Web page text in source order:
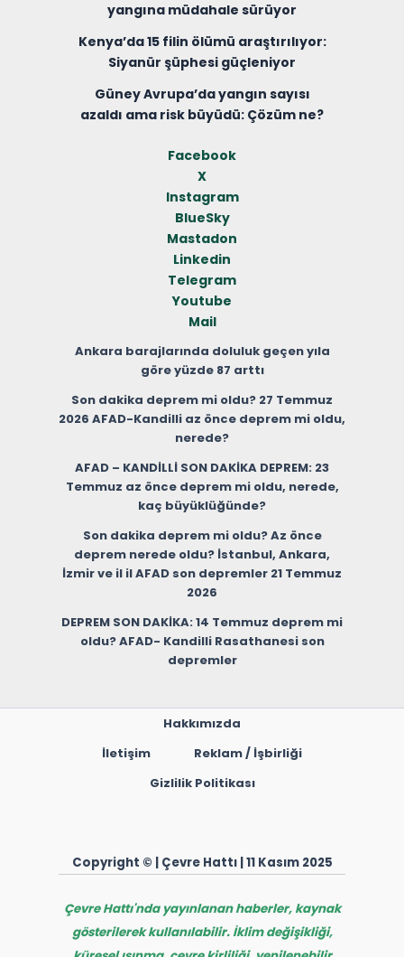
yangına müdahale sürüyor
Kenya’da 15 filin ölümü araştırılıyor:
Siyanür şüphesi güçleniyor
Güney Avrupa’da yangın sayısı
azaldı ama risk büyüdü: Çözüm ne?
Facebook
X
Instagram
BlueSky
Mastadon
Linkedin
Telegram
Youtube
Mail
Ankara barajlarında doluluk geçen yıla
göre yüzde 87 arttı
Son dakika deprem mi oldu? 27 Temmuz
2026 AFAD-Kandilli az önce deprem mi oldu,
nerede?
AFAD – KANDİLLİ SON DAKİKA DEPREM: 23
Temmuz az önce deprem mi oldu, nerede,
kaç büyüklüğünde?
Son dakika deprem mi oldu? Az önce
deprem nerede oldu? İstanbul, Ankara,
İzmir ve il il AFAD son depremler 21 Temmuz
2026
DEPREM SON DAKİKA: 14 Temmuz deprem mi
oldu? AFAD- Kandilli Rasathanesi son
depremler
Hakkımızda
İletişim
Reklam / İşbirliği
Gizlilik Politikası
Copyright © | Çevre Hattı | 11 Kasım 2025
Çevre Hattı'nda yayınlanan haberler, kaynak
gösterilerek kullanılabilir. İklim değişikliği,